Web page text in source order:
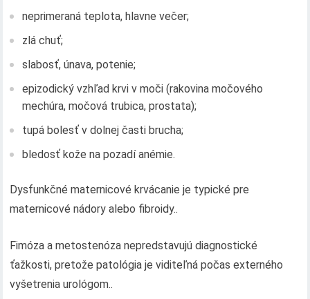
neprimeraná teplota, hlavne večer;
zlá chuť;
slabosť, únava, potenie;
epizodický vzhľad krvi v moči (rakovina močového
mechúra, močová trubica, prostata);
tupá bolesť v dolnej časti brucha;
bledosť kože na pozadí anémie.
Dysfunkčné maternicové krvácanie je typické pre
maternicové nádory alebo fibroidy..
Fimóza a metostenóza nepredstavujú diagnostické
ťažkosti, pretože patológia je viditeľná počas externého
vyšetrenia urológom..